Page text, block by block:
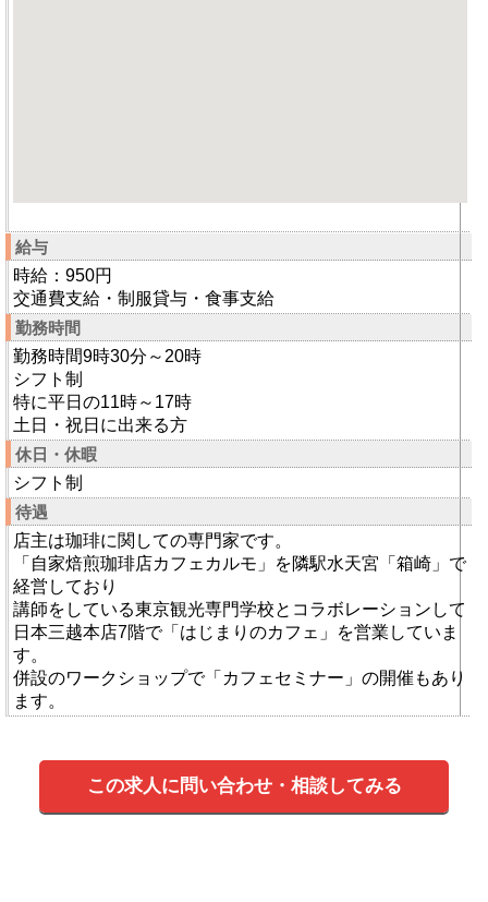
給与
時給：950円
交通費支給・制服貸与・食事支給
勤務時間
勤務時間9時30分～20時
シフト制
特に平日の11時～17時
土日・祝日に出来る方
休日・休暇
シフト制
待遇
店主は珈琲に関しての専門家です。
「自家焙煎珈琲店カフェカルモ」を隣駅水天宮「箱崎」で
経営しており
講師をしている東京観光専門学校とコラボレーションして
日本三越本店7階で「はじまりのカフェ」を営業していま
す。
併設のワークショップで「カフェセミナー」の開催もあり
ます。
この求人に問い合わせ・相談してみる